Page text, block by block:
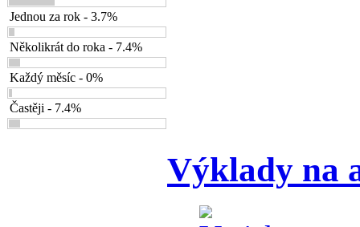
Jednou za rok - 3.7%
Několikrát do roka - 7.4%
Každý měsíc - 0%
Častěji - 7.4%
Výklady na